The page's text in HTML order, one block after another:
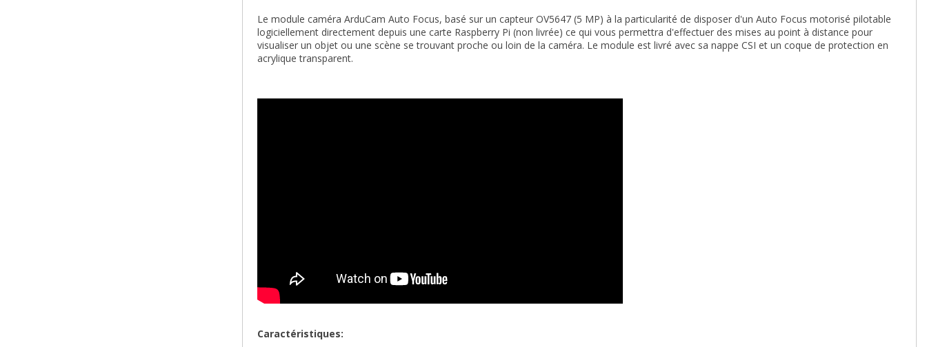
Le module caméra ArduCam Auto Focus, basé sur un capteur OV5647 (5 MP) à la particularité de disposer d'un Auto Focus motorisé pilotable
logiciellement directement depuis une carte Raspberry Pi (non livrée) ce qui vous permettra d'effectuer des mises au point à distance pour
visualiser un objet ou une scène se trouvant proche ou loin de la caméra. Le module est livré avec sa nappe CSI et un coque de protection en
acrylique transparent.
Caractéristiques: